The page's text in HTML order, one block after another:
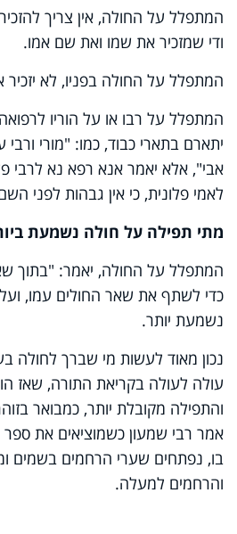
המתפלל על החולה, אין צריך
ודי שמזכיר את שמו ואת שם אמו.
המתפלל על החולה בפניו, לא
המתפלל על רבו או על הוריו
יתארם בתארי כבוד, כמו: "מורי
אבי", אלא יאמר אנא רפא נא לרבי
לאמי פלונית, כי אין גבהות לפני
מתי תפילה על חולה נשמעת
המתפלל על החולה, יאמר: "בתוך
כדי לשתף את שאר החולים עמו, ועל
נשמעת יותר.
נכון מאוד לעשות מי שברך לחולה
עולה לעולה בקריאת התורה, שאז
והתפילה מקובלת יותר, כמבואר
אמר רבי שמעון כשמוציאים את ספר
בו, נפתחים שערי הרחמים בשמים
והרחמים למעלה.